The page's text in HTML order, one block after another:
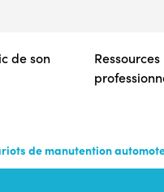
de son
Ressources
de manutention